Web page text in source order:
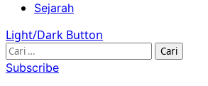
Sejarah
Light/Dark Button
Cari
untuk:
Subscribe